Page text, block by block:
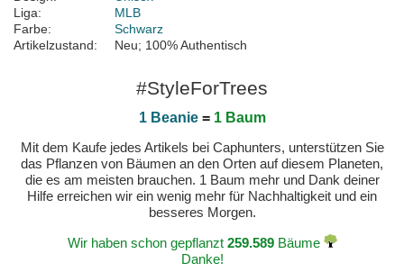
Liga:
MLB
Farbe:
Schwarz
Artikelzustand:
Neu; 100% Authentisch
#StyleForTrees
1 Beanie= 1 Baum
Mit dem Kaufe jedes Artikels bei Caphunters, unterstützen Sie
das Pflanzen von Bäumen an den Orten auf diesem Planeten,
die es am meisten brauchen. 1 Baum mehr und Dank deiner
Hilfe erreichen wir ein wenig mehr für Nachhaltigkeit und ein
besseres Morgen.
Wir haben schon gepflanzt 259.589Bäume
Danke!